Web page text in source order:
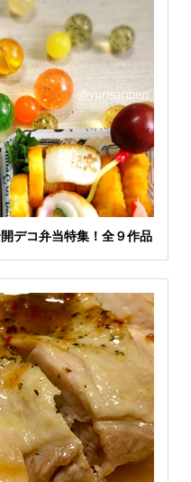
デコ弁当特集！全９作品